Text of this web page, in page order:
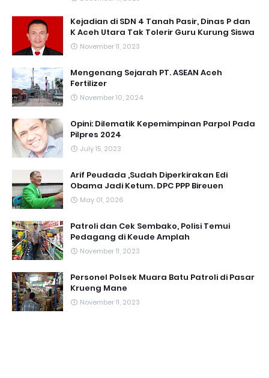
Kejadian di SDN 4 Tanah Pasir, Dinas P dan
K Aceh Utara Tak Tolerir Guru Kurung Siswa
November 11, 2023
Mengenang Sejarah PT. ASEAN Aceh
Fertilizer
November 10, 2024
Opini: Dilematik Kepemimpinan Parpol Pada
Pilpres 2024
July 15, 2023
Arif Peudada ,Sudah Diperkirakan Edi
Obama Jadi Ketum. DPC PPP Bireuen
May 01, 2026
Patroli dan Cek Sembako, Polisi Temui
Pedagang di Keude Amplah
November 11, 2023
Personel Polsek Muara Batu Patroli di Pasar
Krueng Mane
November 11, 2023